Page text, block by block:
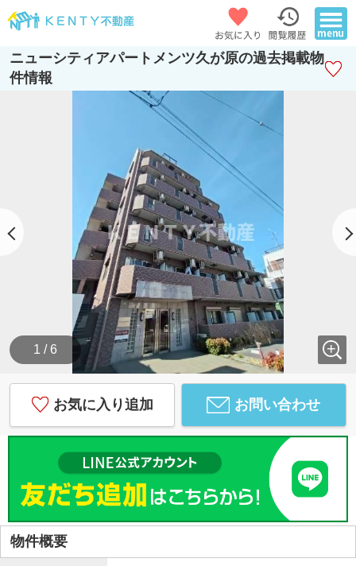
ニューシティアパートメンツ久が原の過去掲載物
件情報
1 / 6
お気に入り追加 お問い合わせ
物件概要